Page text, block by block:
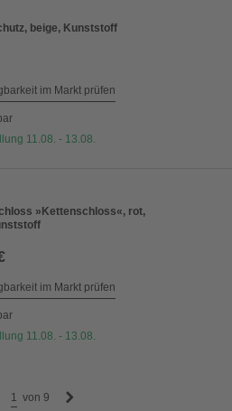
beige, Kunststoff
im Markt prüfen
11.08. - 13.08.
»Kettenschloss«, rot,
im Markt prüfen
11.08. - 13.08.
1 von 9